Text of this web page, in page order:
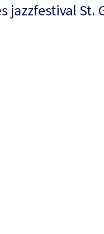
jazzfestival St.